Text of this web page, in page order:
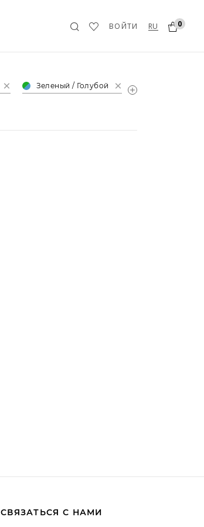
ВОЙТИ RU 0
Зеленый / Голубой
СВЯЗАТЬСЯ С НАМИ